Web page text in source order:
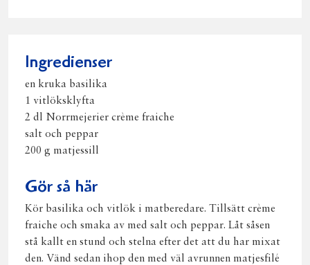
Ingredienser
en kruka basilika
1 vitlöksklyfta
2 dl Norrmejerier crème fraiche
salt och peppar
200 g matjessill
Gör så här
Kör basilika och vitlök i matberedare. Tillsätt crème
fraiche och smaka av med salt och peppar. Låt såsen
stå kallt en stund och stelna efter det att du har mixat
den. Vänd sedan ihop den med väl avrunnen matjesfilé